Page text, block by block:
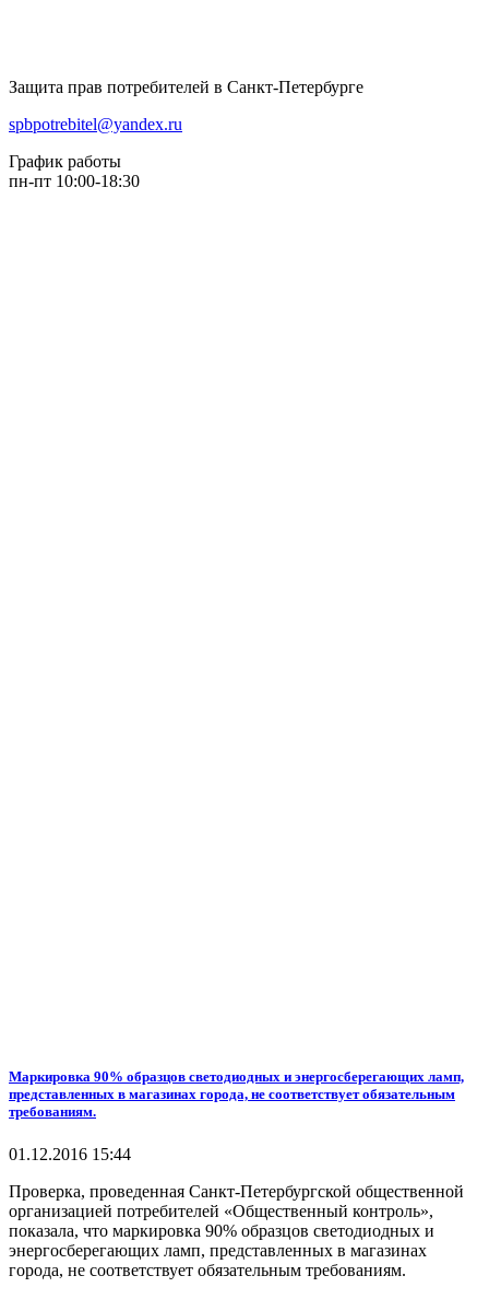
Защита прав потребителей в Санкт-Петербурге
spbpotrebitel@yandex.ru
График работы
пн-пт 10:00-18:30
Маркировка 90% образцов светодиодных и энергосберегающих ламп,
представленных в магазинах города, не соответствует обязательным
требованиям.
01.12.2016 15:44
Проверка, проведенная Санкт-Петербургской общественной
организацией потребителей «Общественный контроль»,
показала, что маркировка 90% образцов светодиодных и
энергосберегающих ламп, представленных в магазинах
города, не соответствует обязательным требованиям.